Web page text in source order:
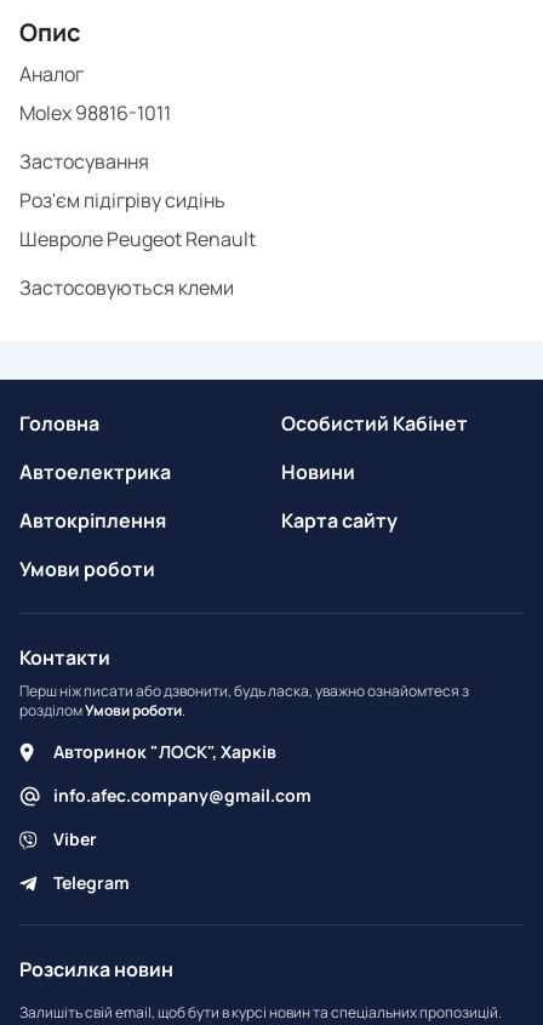
Опис
Аналог
Molex 98816-1011
Застосування
Роз'єм підігріву сидінь
Шевроле Peugeot Renault
Застосовуються клеми
Головна
Автоелектрика
Автокріплення
Умови роботи
Особистий Кабінет
Новини
Карта сайту
Контакти
Перш ніж писати або дзвонити, будь ласка, уважно ознайомтеся з
розділомУмови роботи.
Авторинок "ЛОСК", Харків
info.afec.company@gmail.com
Viber
Telegram
Розсилка новин
Залишіть свій email, щоб бути в курсі новин та спеціальних пропозицій.